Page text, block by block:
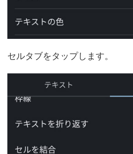
セルタブをタップします。